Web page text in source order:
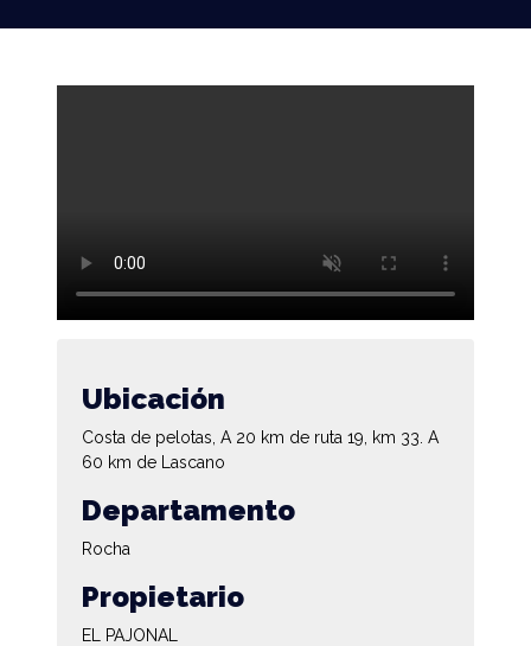
Ubicación
Costa de pelotas, A 20 km de ruta 19, km 33. A
60 km de Lascano
Departamento
Rocha
Propietario
EL PAJONAL